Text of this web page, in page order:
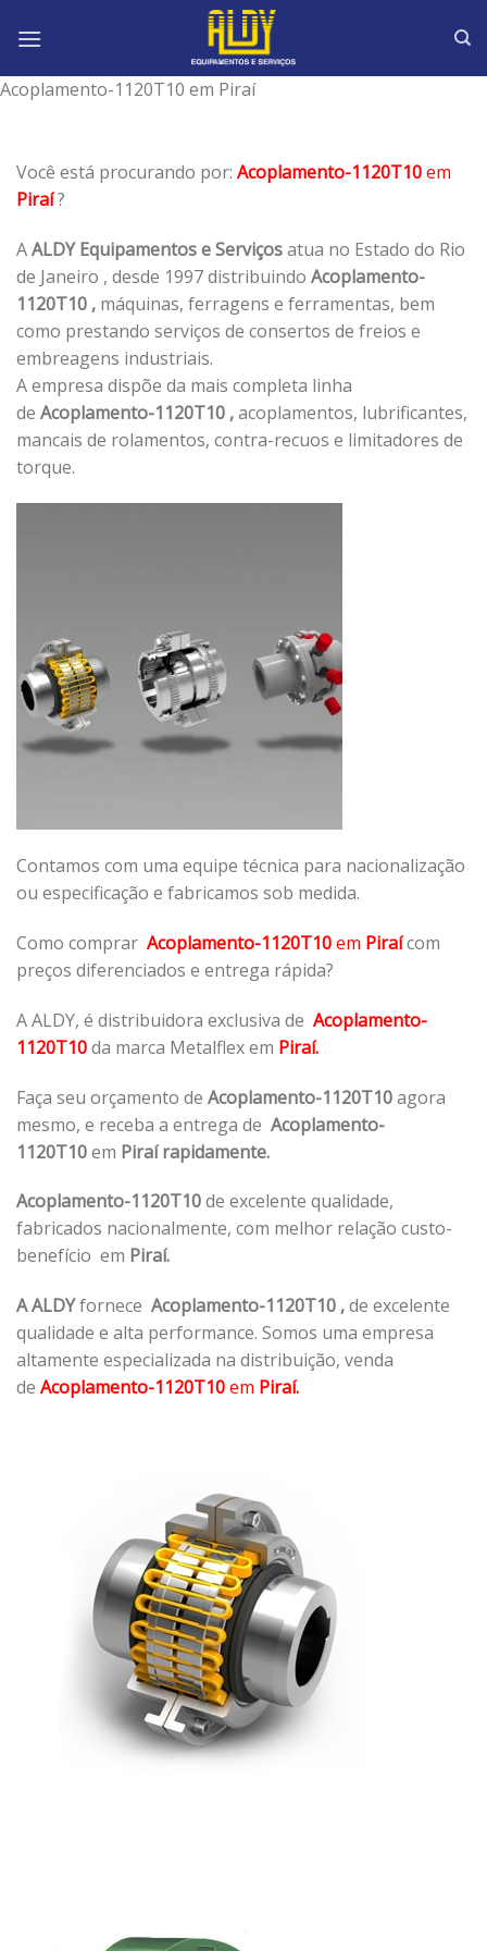
Acoplamento-1120T10 em Piraí
Você está procurando por: Acoplamento-1120T10em
Piraí?
AALDY Equipamentos e Serviçosatua no Estado do Rio
de Janeiro , desde 1997 distribuindo Acoplamento-
1120T10 , máquinas, ferragens e ferramentas, bem
como prestando serviços de consertos de freios e
embreagens industriais.
A empresa dispõe da mais completa linha
de Acoplamento-1120T10 ,acoplamentos, lubrificantes,
mancais de rolamentos, contra-recuos e limitadores de
torque.
Contamos com uma equipe técnica para nacionalização
ou especificação e fabricamos sob medida.
Como comprar Acoplamento-1120T10em Piraícom
preços diferenciados e entrega rápida?
A ALDY, é distribuidora exclusiva de Acoplamento-
1120T10da marca Metalflex em Piraí.
Faça seu orçamento de Acoplamento-1120T10agora
mesmo, e receba a entrega de Acoplamento-
1120T10em Piraí rapidamente.
Acoplamento-1120T10de excelente qualidade,
fabricados nacionalmente, com melhor relação custo-
benefício em Piraí.
A ALDYfornece Acoplamento-1120T10 ,de excelente
qualidade e alta performance. Somos uma empresa
altamente especializada na distribuição, venda
de Acoplamento-1120T10em Piraí.